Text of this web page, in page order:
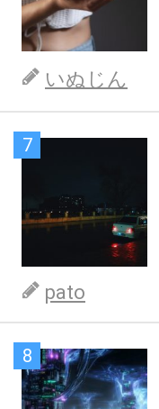
いぬじん
7
pato
8